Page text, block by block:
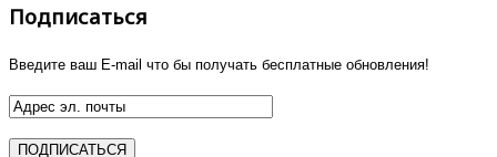
Подписаться
Введите ваш E-mail что бы получать бесплатные обновления!